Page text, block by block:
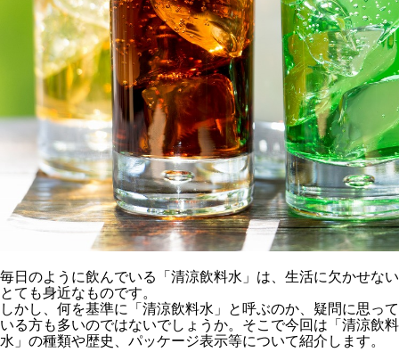
毎日のように飲んでいる「清涼飲料水」は、生活に欠かせない
とても身近なものです。
しかし、何を基準に「清涼飲料水」と呼ぶのか、疑問に思って
いる方も多いのではないでしょうか。そこで今回は「清涼飲料
水」の種類や歴史、パッケージ表示等について紹介します。